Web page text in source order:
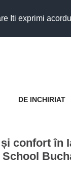
Iti exprimi
DE INCHIRIAT
confort în